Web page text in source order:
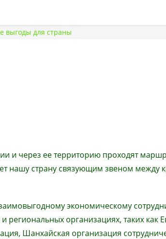
выгоды для страны
и через ее территорию проходят
нашу страну связующим звеном между
экономическому
организациях, таких как
Шанхайская организация